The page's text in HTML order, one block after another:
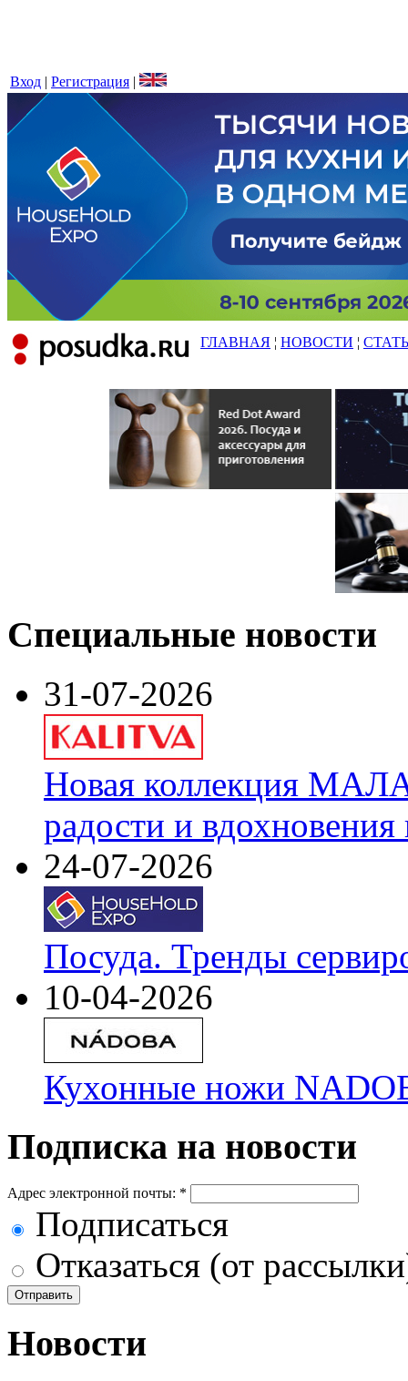
Вход | Регистрация |
ГЛАВНАЯ ¦ НОВОСТИ ¦
Специальные новости
31-07-2026
Новая коллекция
радости и
24-07-2026
Посуда. Тренды
10-04-2026
Кухонные ножи
Подписка на новости
Адрес электронной почты: *
Подписаться
Отказаться (от
Новости